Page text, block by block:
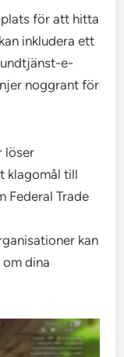
för att hitta
inkludera ett
e-
noggrant för
löser
klagomål till
Federal Trade
kan
dina